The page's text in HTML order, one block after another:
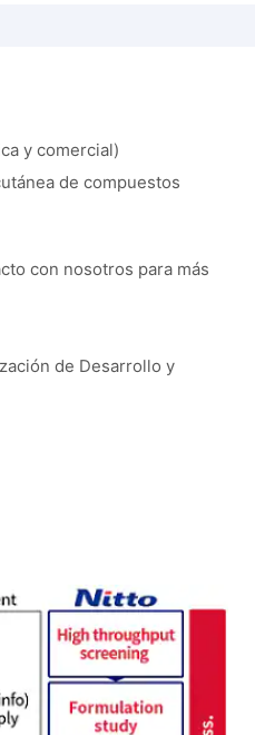
y comercial)
de compuestos
con nosotros para más
de Desarrollo y